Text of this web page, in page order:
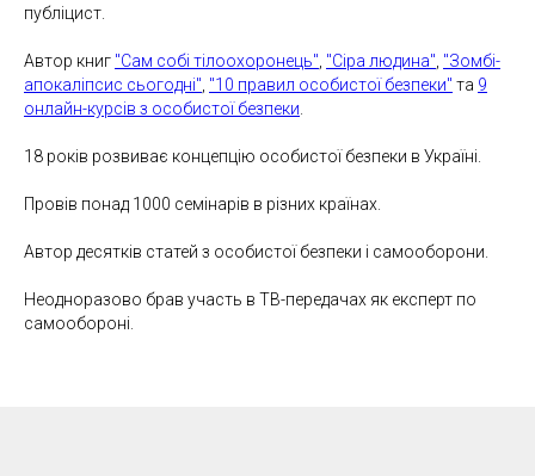
публіцист.
Автор книг "Сам собі тілоохоронець" "Сіра людина" "Зомбі-
апокаліпсис сьогодні" "10 правил особистої безпеки" та 9
онлайн-курсів з особистої безпеки
18 років розвиває концепцію особистої безпеки в Україні.
Провів понад 1000 семінарів в різних країнах.
Автор десятків статей з особистої безпеки і самооборони.
Неодноразово брав участь в ТВ-передачах як експерт по
самообороні.